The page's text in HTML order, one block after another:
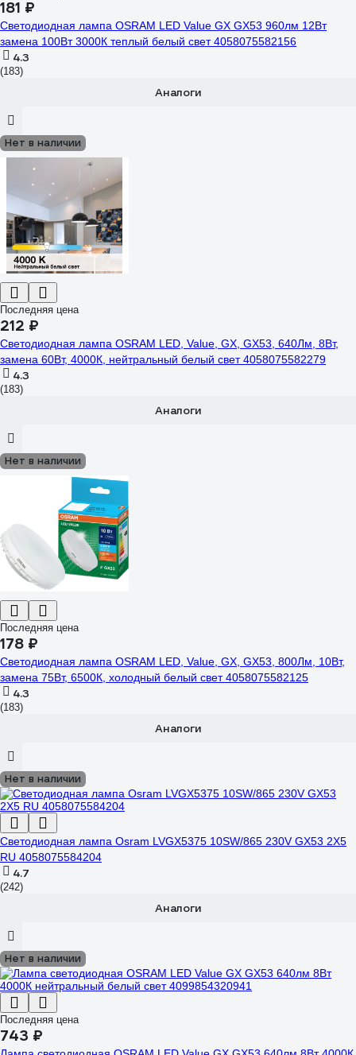
181 ₽
Светодиодная лампа OSRAM LED Value GX GX53 960лм 12Вт
замена 100Вт 3000К теплый белый свет 4058075582156
4.3
(183)
Аналоги
Нет в наличии
Последняя цена
212 ₽
Светодиодная лампа OSRAM LED, Value, GX, GX53, 640Лм, 8Вт,
замена 60Вт, 4000К, нейтральный белый свет 4058075582279
4.3
(183)
Аналоги
Нет в наличии
Последняя цена
178 ₽
Светодиодная лампа OSRAM LED, Value, GX, GX53, 800Лм, 10Вт,
замена 75Вт, 6500К, холодный белый свет 4058075582125
4.3
(183)
Аналоги
Нет в наличии
Светодиодная лампа Osram LVGX5375 10SW/865 230V GX53 2X5
RU 4058075584204
4.7
(242)
Аналоги
Нет в наличии
Последняя цена
743 ₽